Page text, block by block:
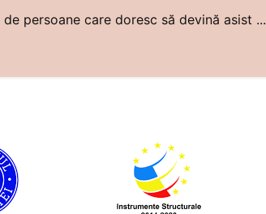
persoane care doresc să devină asist ...